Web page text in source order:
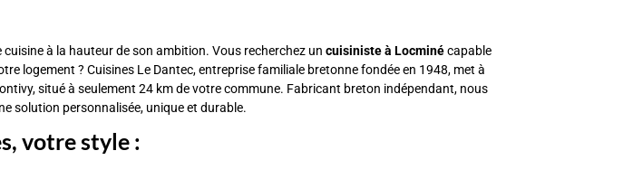
à la hauteur de son ambition. Vous recherchez uncuisiniste à Locminécapable
logement ? Cuisines Le Dantec, entreprise familiale bretonne fondée en 1948, met à
situé à seulement 24 km de votre commune. Fabricant breton indépendant, nous
solution personnalisée, unique et durable.
votre style :